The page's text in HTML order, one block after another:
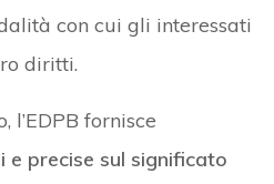
con cui gli interessati
diritti.
l’EDPB fornisce
e precise sul significato